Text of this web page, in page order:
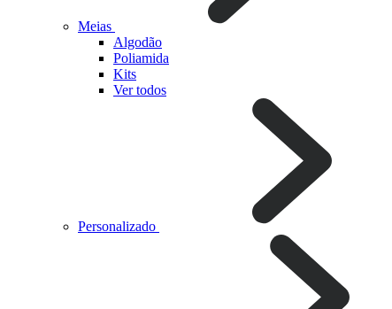
Meias
Algodão
Poliamida
Kits
Ver todos
Personalizado